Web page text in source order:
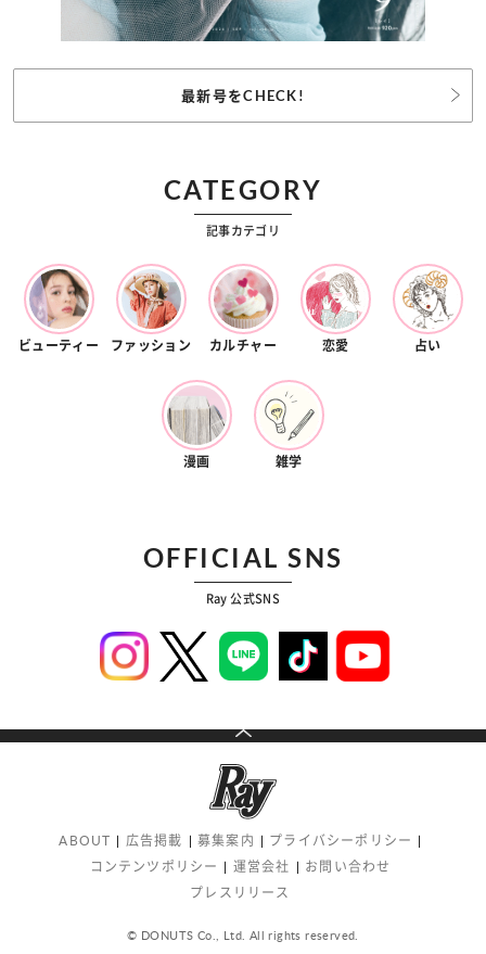
最新号をCHECK!
CATEGORY
記事カテゴリ
ビューティー ファッション カルチャー 恋愛 占い
漫画 雑学
OFFICIAL SNS
Ray 公式SNS
ABOUT 広告掲載 募集案内
プライバシーポリシー
コンテンツポリシー
運営会社
お問い合わせ
プレスリリース
© DONUTS Co., Ltd. All rights reserved.